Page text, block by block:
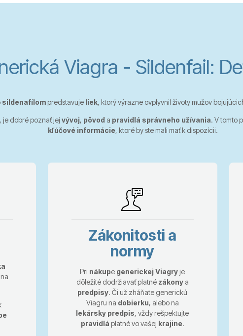
Viagra - Sildenfail:
sildenafílompredstavuje liek, ktorý výrazne ovplyvnil životy mužov
, je dobré poznať jej vývoj, pôvod a pravidlá správneho užívania. V tomto
kľúčové informácie, ktoré by ste mali mať k dispozícii.
Zákonitosti a
normy
Pri nákupe generickej Viagryje
dôležité dodržiavať platné zákonya
predpisy. Či už zháňate generickú
Viagru na dobierku, alebo na
lekársky predpis, vždy rešpektujte
pravidlá platné vo vašej krajine.